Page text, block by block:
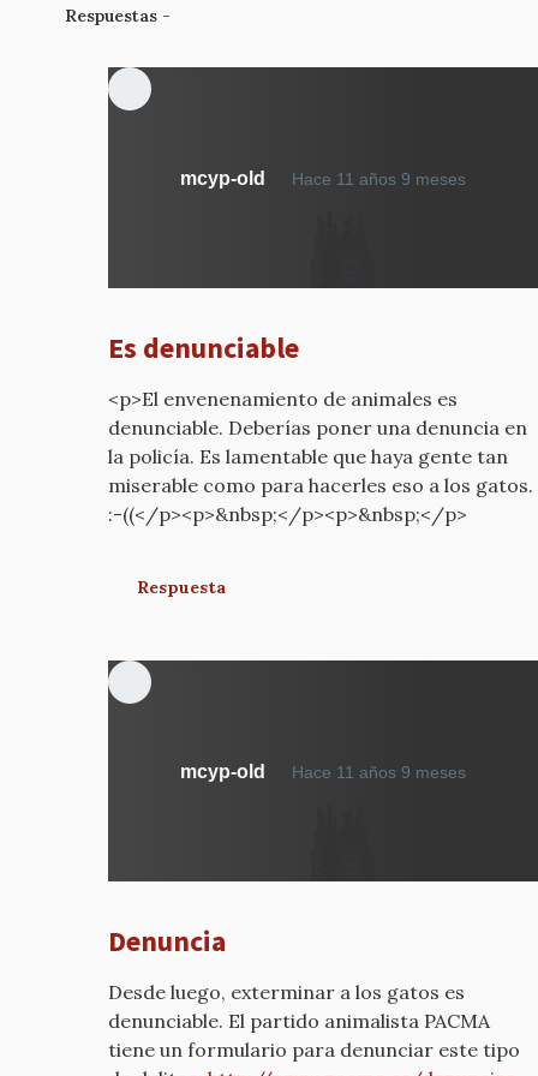
Respuestas
mcyp-old Hace 11 años 9 meses
han
por
mcyp-
old
Es denunciable
<p>El envenenamiento de animales es
denunciable. Deberías poner una denuncia en
la policía. Es lamentable que haya gente tan
miserable como para hacerles eso a los gatos.
:-((</p><p>&nbsp;</p><p>&nbsp;</p>
Respuesta
mcyp-old Hace 11 años 9 meses
han
por
mcyp-
Denuncia
Desde luego, exterminar a los gatos es
denunciable. El partido animalista PACMA
tiene un formulario para denunciar este tipo